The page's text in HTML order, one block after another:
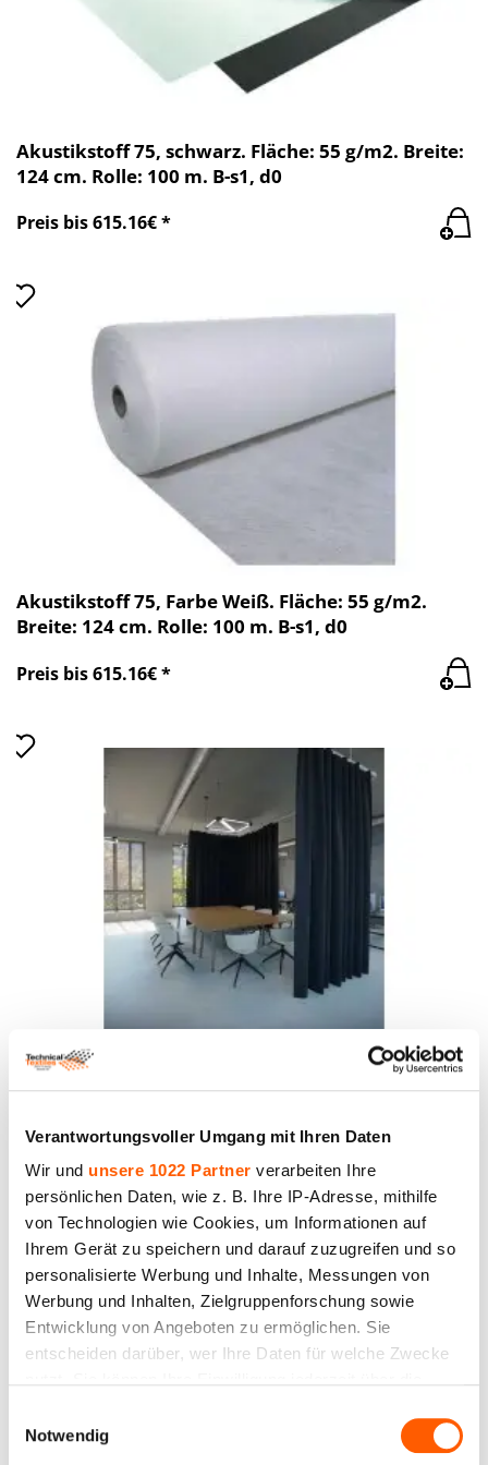
Verantwortungsvoller Umgang mit Ihren Daten
Wir und unsere 1022 Partner verarbeiten Ihre
persönlichen Daten, wie z. B. Ihre IP-Adresse, mithilfe
von Technologien wie Cookies, um Informationen auf
Ihrem Gerät zu speichern und darauf zuzugreifen und so
personalisierte Werbung und Inhalte, Messungen von
Werbung und Inhalten, Zielgruppenforschung sowie
Entwicklung von Angeboten zu ermöglichen. Sie
entscheiden darüber, wer Ihre Daten für welche Zwecke
Trigger Symbol ändern oder widerrufen
Notwendig
Akustikstoff 75, schwarz. Fläche: 55 g/m2. Breite:
124 cm. Rolle: 100 m. B-s1, d0
Preis bis 615.16€ *
Akustikstoff 75, Farbe Weiß. Fläche: 55 g/m2.
Breite: 124 cm. Rolle: 100 m. B-s1, d0
Preis bis 615.16€ *
Akustikstoff Molton, schwarz. Gewicht 300 g/m².
Breite 300 cm. DIN 4102/B1
Preis bis 30.00€ *